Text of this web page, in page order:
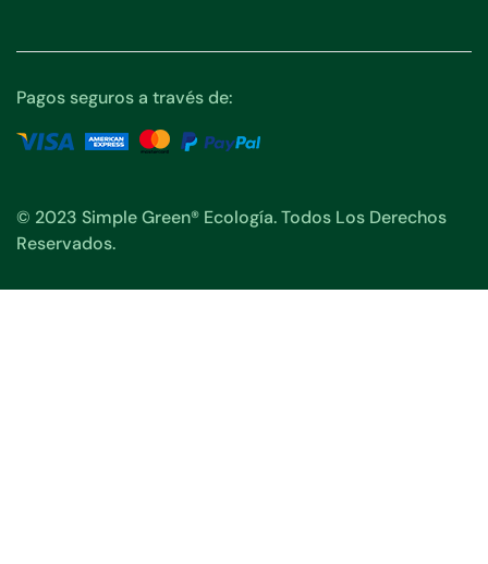
© 2023 Simple Green® Ecología. Todos Los Derechos
Reservados.
Pagos seguros a través de: